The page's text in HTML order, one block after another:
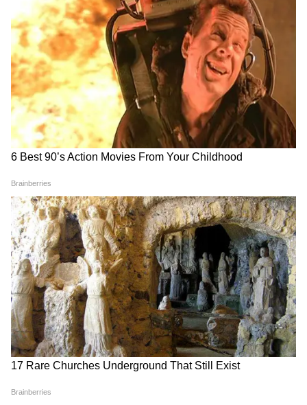
ব্যবহারকারীরা UPI এবং UPI-সক্ষম এটিএম
ব্যবহার করে তাৎক্ষণিকভাবে তাঁদের EPF
ব্যালেন্সের ৭৫ শতাংশ পর্যন্ত অর্থ ব্যাঙ্ক অ্যাকাউন্টে
তুলে নিতে পারবেন। বিশেষজ্ঞদের মতে, এই ব্যবস্থার
ফলে নথিপত্রের কাজ ও বিলম্ব কমবে এবং স্বচ্ছতা
বৃদ্ধি পাবে।
4
6
Image Credit :X
বর্তমানে, পিএফ (PF)-এর টাকা তোলার জন্য
সদস্যদের সাধারণত ক্লেম জমা দিতে হয় এবং
প্রক্রিয়াকরণের জন্য অপেক্ষা করতে হয়। UPI ও
এটিএম-এর মাধ্যমে টাকা তোলার ব্যবস্থা ব্যক্তিদের